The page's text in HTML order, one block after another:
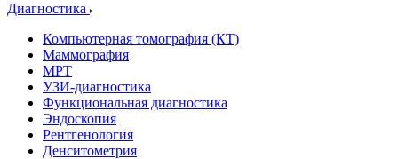
Диагностика
Компьютерная томография (КТ)
Маммография
МРТ
УЗИ-диагностика
Функциональная диагностика
Эндоскопия
Рентгенология
Денситометрия